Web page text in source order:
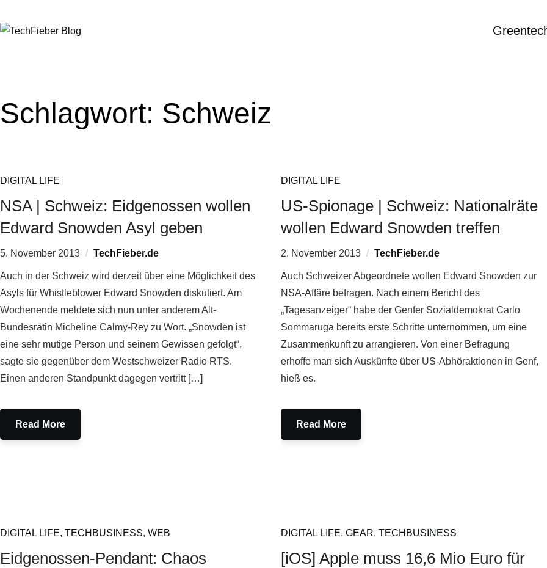
Schlagwort: Schweiz
DIGITAL LIFE
NSA | Schweiz: Eidgenossen wollen
Edward Snowden Asyl geben
5. November 2013 TechFieber.de
Auch in der Schweiz wird derzeit über eine Möglichkeit des
Asyls für Whistleblower Edward Snowden diskutiert. Am
Wochenende meldete sich nun unter anderem Alt-
Bundesrätin Micheline Calmy-Rey zu Wort. „Snowden ist
eine sehr mutige Person und seinem Gewissen gefolgt“,
sagte sie gegenüber dem Westschweizer Radio RTS.
Einen anderen Standpunkt dagegen vertritt […]
Read More
DIGITAL LIFE
US-Spionage | Schweiz: Nationalräte
wollen Edward Snowden treffen
2. November 2013 TechFieber.de
Auch Schweizer Abgeordnete wollen Edward Snowden zur
NSA-Affäre befragen. Nach einem Bericht des
„Tagesanzeiger“ habe der Genfer Sozialdemokrat Carlo
Sommaruga bereits erste Schritte unternommen, um eine
Zusammenkunft zu arrangieren. Von einer Befragung
erhoffe man sich Auskünfte über US-Abhöraktionen in Genf,
hieß es.
Read More
DIGITAL LIFE, TECHBUSINESS, WEB
Eidgenossen-Pendant: Chaos
DIGITAL LIFE,GEAR,TECHBUSINESS
[iOS] Apple muss 16,6 Mio Euro für